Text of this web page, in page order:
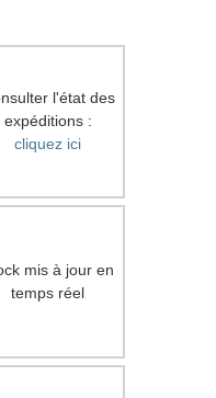
l'état des
expéditions :
cliquez ici
mis à jour en
temps réel